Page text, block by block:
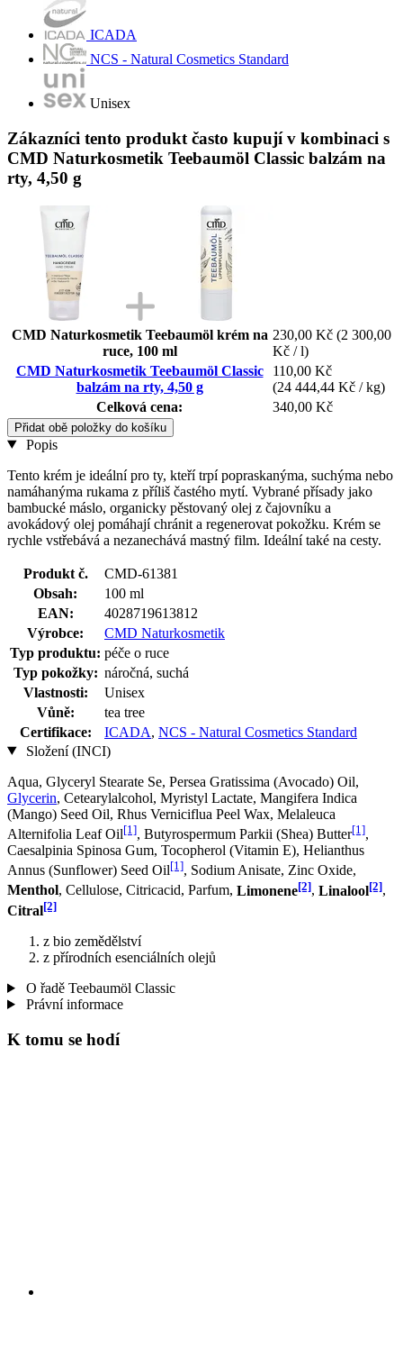
ICADA
NCS - Natural Cosmetics Standard
Unisex
Zákazníci tento produkt často kupují v kombinaci s
CMD Naturkosmetik Teebaumöl Classic balzám na
rty, 4,50 g
CMD Naturkosmetik Teebaumöl krém na
ruce, 100 ml
230,00 Kč (2 300,00
Kč / l)
CMD Naturkosmetik Teebaumöl Classic
balzám na rty, 4,50 g
110,00 Kč
(24 444,44 Kč / kg)
Celková cena:
340,00 Kč
Přidat obě položky do košíku
Popis
Tento krém je ideální pro ty, kteří trpí popraskanýma, suchýma nebo
namáhanýma rukama z příliš častého mytí. Vybrané přísady jako
bambucké máslo, organicky pěstovaný olej z čajovníku a
avokádový olej pomáhají chránit a regenerovat pokožku. Krém se
rychle vstřebává a nezanechává mastný film. Ideální také na cesty.
Produkt č.
CMD-61381
Obsah:
100 ml
EAN:
4028719613812
Výrobce:
CMD Naturkosmetik
Typ produktu: péče o ruce
Typ pokožky: náročná, suchá
Vlastnosti:
Unisex
Vůně:
tea tree
Certifikace:
ICADA, NCS - Natural Cosmetics Standard
Složení (INCI)
Aqua, Glyceryl Stearate Se, Persea Gratissima (Avocado) Oil,
Glycerin, Cetearylalcohol, Myristyl Lactate, Mangifera Indica
(Mango) Seed Oil, Rhus Verniciflua Peel Wax, Melaleuca
Alternifolia Leaf Oil[1], Butyrospermum Parkii (Shea) Butter[1],
Caesalpinia Spinosa Gum, Tocopherol (Vitamin E), Helianthus
Annus (Sunflower) Seed Oil[1], Sodium Anisate, Zinc Oxide,
Menthol, Cellulose, Citricacid, Parfum, Limonene[2], Linalool[2],
Citral[2]
z bio zemědělství
z přírodních esenciálních olejů
O řadě Teebaumöl Classic
Právní informace
K tomu se hodí